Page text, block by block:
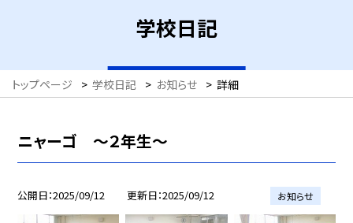
学校日記
トップページ > 学校日記 > お知らせ > 詳細
ニャーゴ ～２年生～
公開日 2025/09/12 更新日 2025/09/12 お知らせ